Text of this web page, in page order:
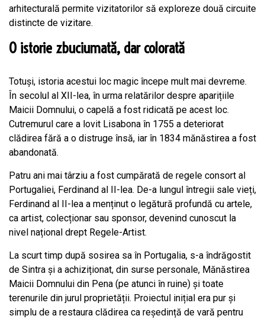
arhitecturală permite vizitatorilor să exploreze două circuite
distincte de vizitare.
O istorie zbuciumată, dar colorată
Totuși, istoria acestui loc magic începe mult mai devreme.
În secolul al XII-lea, în urma relatărilor despre aparițiile
Maicii Domnului, o capelă a fost ridicată pe acest loc.
Cutremurul care a lovit Lisabona în 1755 a deteriorat
clădirea fără a o distruge însă, iar în 1834 mănăstirea a fost
abandonată.
Patru ani mai târziu a fost cumpărată de regele consort al
Portugaliei, Ferdinand al II-lea. De-a lungul întregii sale vieți,
Ferdinand al II-lea a menținut o legătură profundă cu artele,
ca artist, colecționar sau sponsor, devenind cunoscut la
nivel național drept Regele-Artist.
La scurt timp după sosirea sa în Portugalia, s-a îndrăgostit
de Sintra și a achiziționat, din surse personale, Mănăstirea
Maicii Domnului din Pena (pe atunci în ruine) și toate
terenurile din jurul proprietății. Proiectul inițial era pur și
simplu de a restaura clădirea ca reședință de vară pentru